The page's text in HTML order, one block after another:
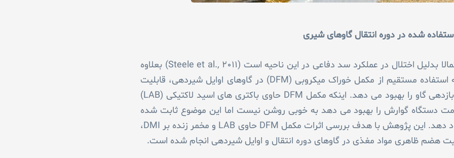
شده در دوره انتقال گاوهای شیری
انتقال LPS از دیواره دستگاه گوارش احتمالا بدلیل اختلال در عملکرد سد دفاعی در این ناحیه است (Steele et al., ۲۰۱۱) بعلاوه
سولورزانو و ویل (۲۰۱۱) گزارش کردند که استفاده مستقیم از مکمل خوراک میکروبی (DFM) در گاوهای اوایل شیردهی، قابلیت
هضم نشاسته در کل دستگاه گوارش و بازدهی گاو را بهبود می دهد. اینکه مکمل DFM حاوی باکتری های اسید لاکتیکی (LAB)
دستگاه گوارش را بهبود می دهد به خوبی روشن نیست اما این موضوع ثابت شده
که DFM می تواند هضم نشاسته را بهبود دهد. این پژوهش با هدف بررسی اثرات مکمل DFM حاوی LAB و مخمر زنده بر DMI،
هضم ظاهری مواد مغذی در گاوهای دوره انتقال و اوایل شیردهی انجام شده است.